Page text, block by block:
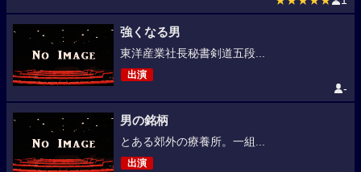
強くなる男
東洋産業社長秘書剣道五段...
出演
-
男の銘柄
とある郊外の療養所。一組...
出演